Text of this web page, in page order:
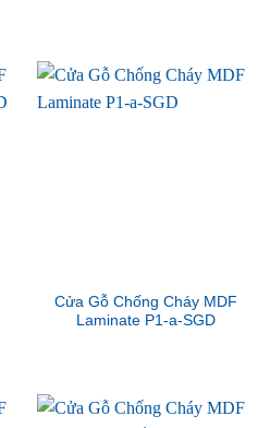
Cửa Gỗ Chống Cháy MDF
Laminate P1-a-SGD